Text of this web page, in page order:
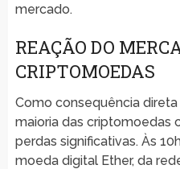
mercado.
REAÇÃO DO
CRIPTOMOEDAS
Como consequência
maioria das criptomoedas
perdas significativas. Às
moeda digital Ether, da